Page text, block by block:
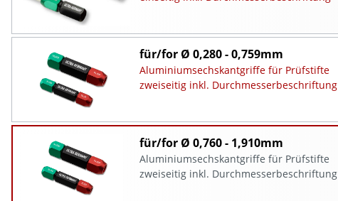
für/for Ø 0,280 - 0,759mm
Aluminiumsechskantgriffe für Prüfstifte
zweiseitig inkl. Durchmesserbeschriftung
für/for Ø 0,760 - 1,910mm
Aluminiumsechskantgriffe für Prüfstifte
zweiseitig inkl. Durchmesserbeschriftung